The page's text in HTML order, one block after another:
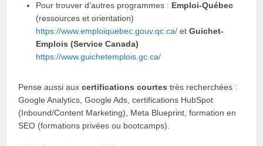
Pour trouver d’autres programmes : Emploi-Québec
(ressources et orientation)
https://www.emploiquebec.gouv.qc.ca/ etGuichet-
Emplois (Service Canada)
https://www.guichetemplois.gc.ca/
Pense aussi auxcertifications courtes très recherchées :
Google Analytics, Google Ads, certifications HubSpot
(Inbound/Content Marketing), Meta Blueprint, formation en
SEO (formations privées ou bootcamps).